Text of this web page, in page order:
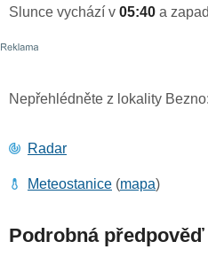
Slunce vychází v 05:40 a
Nepřehlédněte z lokality Bezno:
Radar
Meteostanice (mapa)
Podrobná předpověď